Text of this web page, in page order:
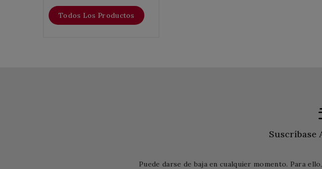
Todos Los Productos
Suscríbase
Puede darse de baja en cualquier momento. Para